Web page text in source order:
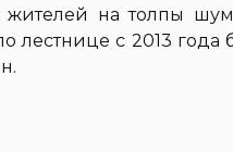
жителей на толпы
лестнице с 2013 года